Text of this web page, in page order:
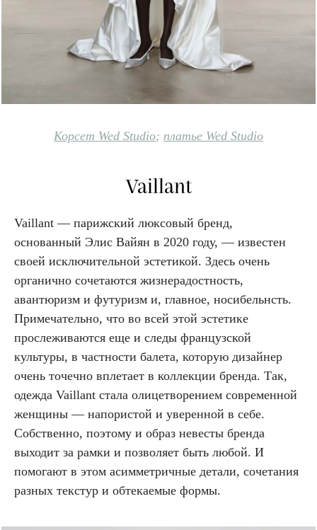
Корсет Wed Studio; платье Wed Studio
Vaillant
Vaillant — парижский люксовый бренд,
основанный Элис Вайян в 2020 году, — известен
своей исключительной эстетикой. Здесь очень
органично сочетаются жизнерадостность,
авантюризм и футуризм и, главное, носибельнсть.
Примечательно, что во всей этой эстетике
прослеживаются еще и следы французской
культуры, в частности балета, которую дизайнер
очень точечно вплетает в коллекции бренда. Так,
одежда Vaillant стала олицетворением современной
женщины — напористой и уверенной в себе.
Собственно, поэтому и образ невесты бренда
выходит за рамки и позволяет быть любой. И
помогают в этом асимметричные детали, сочетания
разных текстур и обтекаемые формы.